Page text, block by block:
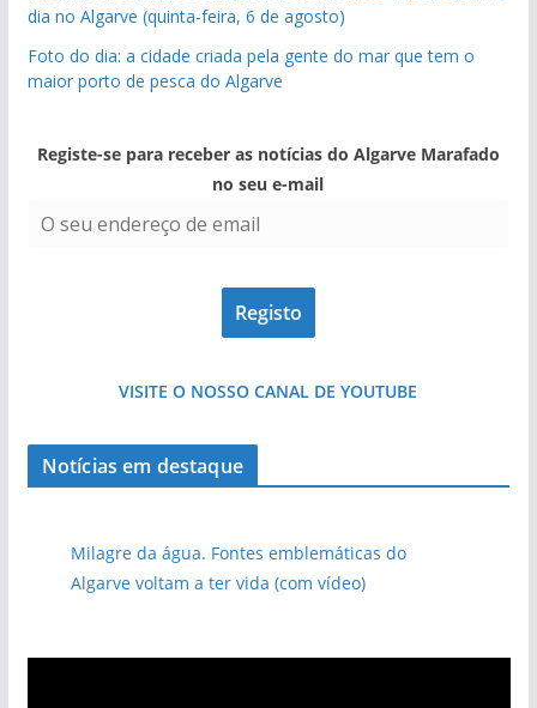
dia no Algarve (quinta-feira, 6 de agosto)
Foto do dia: a cidade criada pela gente do mar que tem o
maior porto de pesca do Algarve
Registe-se para receber as notícias do Algarve Marafado
no seu e-mail
VISITE O NOSSO CANAL DE YOUTUBE
Notícias em destaque
Milagre da água. Fontes emblemáticas do
Algarve voltam a ter vida (com vídeo)